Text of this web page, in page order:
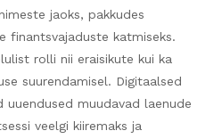
jaoks, pakkudes
finantsvajaduste katmiseks.
rolli nii eraisikute kui ka
suurendamisel. Digitaalsed
muudavad laenude
veelgi kiiremaks ja